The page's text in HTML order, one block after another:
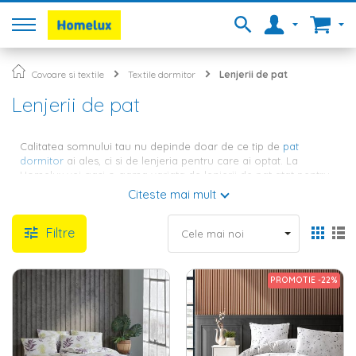
Covoare si textile Textile dormitor Lenjerii de pat
Lenjerii de pat
Calitatea somnului tau nu depinde doar de ce tip de pat
dormitor ai ales, ci si de lenjeria pentru care ai optat. La
Homelux vei gasi o gama variata de lenjerii de pat atat pentru
paturi matrimoniale, cat si pentru paturi single. Daca vrei sa te
materiale de calitate, iar pentru a putea oferi o atmosfera
relaxanta dormitorului tau, poti opta pentru lenjerii in nuante si
cu imprimeuri care sa se incadreze perfect cu restul designului.
protejeze salteaua si senzatia de confort sunt doar cateva
dintre criteriile care se iau in considerare atunci cand alegi
lenjeria de pat.
Lenjerii de pat de la Homelux -
Citeste mai mult
Filtre
PROMOTIE -22%